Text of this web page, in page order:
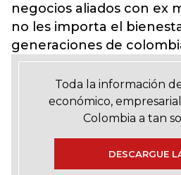
negocios aliados con ex
no les importa el
generaciones de
Toda la información
económico,
Colombia a tan
DESCARGUE